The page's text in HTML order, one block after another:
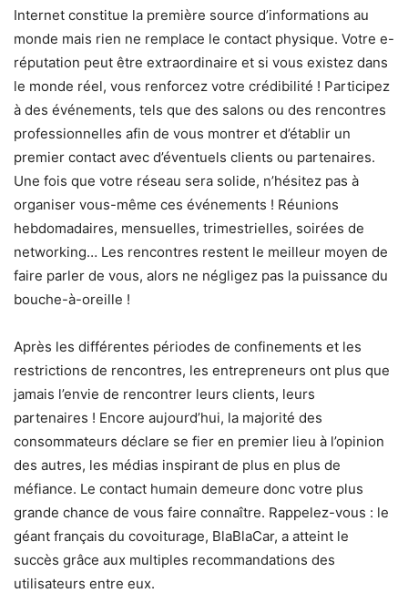
Internet constitue la première source d’informations au
monde mais rien ne remplace le contact physique. Votre e-
réputation peut être extraordinaire et si vous existez dans
le monde réel, vous renforcez votre crédibilité ! Participez
à des événements, tels que des salons ou des rencontres
professionnelles afin de vous montrer et d’établir un
premier contact avec d’éventuels clients ou partenaires.
Une fois que votre réseau sera solide, n’hésitez pas à
organiser vous-même ces événements ! Réunions
hebdomadaires, mensuelles, trimestrielles, soirées de
networking… Les rencontres restent le meilleur moyen de
faire parler de vous, alors ne négligez pas la puissance du
bouche-à-oreille !
Après les différentes périodes de confinements et les
restrictions de rencontres, les entrepreneurs ont plus que
jamais l’envie de rencontrer leurs clients, leurs
partenaires ! Encore aujourd’hui, la majorité des
consommateurs déclare se fier en premier lieu à l’opinion
des autres, les médias inspirant de plus en plus de
méfiance. Le contact humain demeure donc votre plus
grande chance de vous faire connaître. Rappelez-vous : le
géant français du covoiturage, BlaBlaCar, a atteint le
succès grâce aux multiples recommandations des
utilisateurs entre eux.